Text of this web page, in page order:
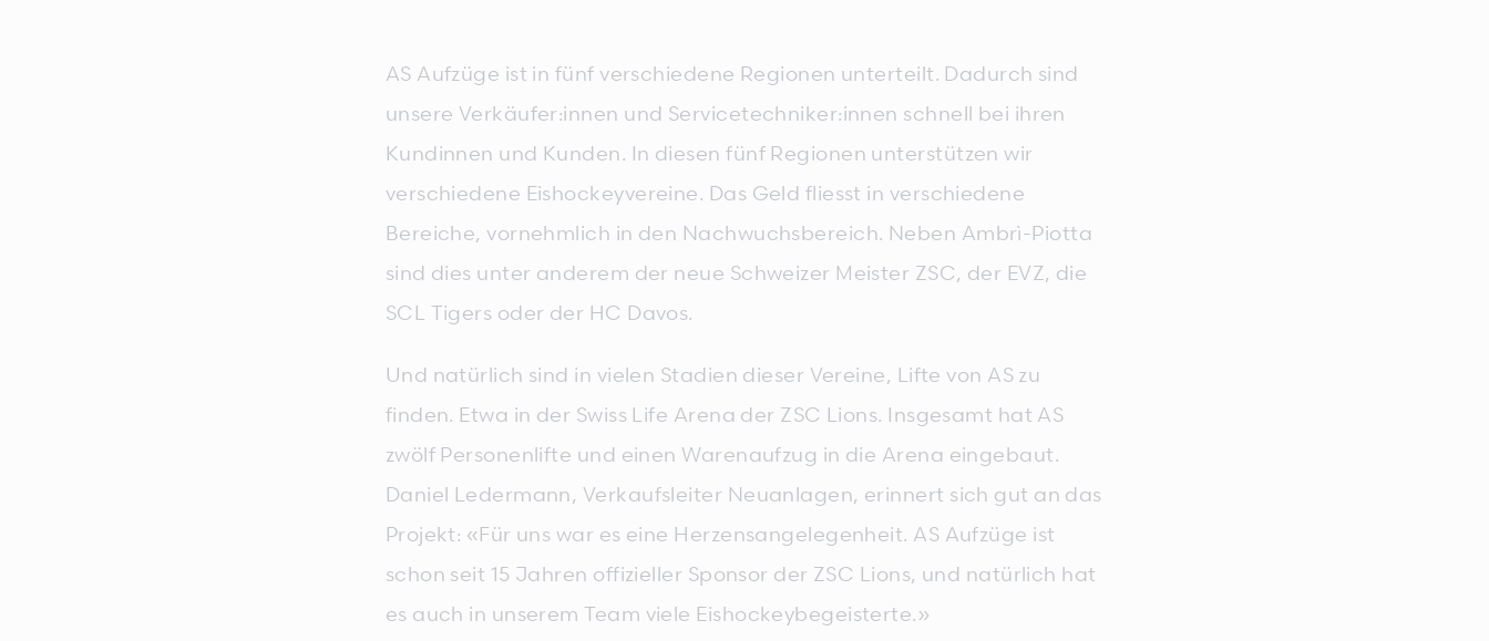
AS Aufzüge ist in fünf verschiedene Regionen unterteilt. Dadurch sind
unsere Verkäufer:innen und Servicetechniker:innen schnell bei ihren
Kundinnen und Kunden. In diesen fünf Regionen unterstützen wir
verschiedene Eishockeyvereine. Das Geld fliesst in verschiedene
Bereiche, vornehmlich in den Nachwuchsbereich. Neben Ambrì-Piotta
sind dies unter anderem der neue Schweizer Meister ZSC, der EVZ, die
SCL Tigers oder der HC Davos.
Und natürlich sind in vielen Stadien dieser Vereine, Lifte von AS zu
finden. Etwa in der Swiss Life Arena der ZSC Lions. Insgesamt hat AS
zwölf Personenlifte und einen Warenaufzug in die Arena eingebaut.
Daniel Ledermann, Verkaufsleiter Neuanlagen, erinnert sich gut an das
Projekt: «Für uns war es eine Herzensangelegenheit. AS Aufzüge ist
schon seit 15 Jahren offizieller Sponsor der ZSC Lions, und natürlich hat
es auch in unserem Team viele Eishockeybegeisterte.»